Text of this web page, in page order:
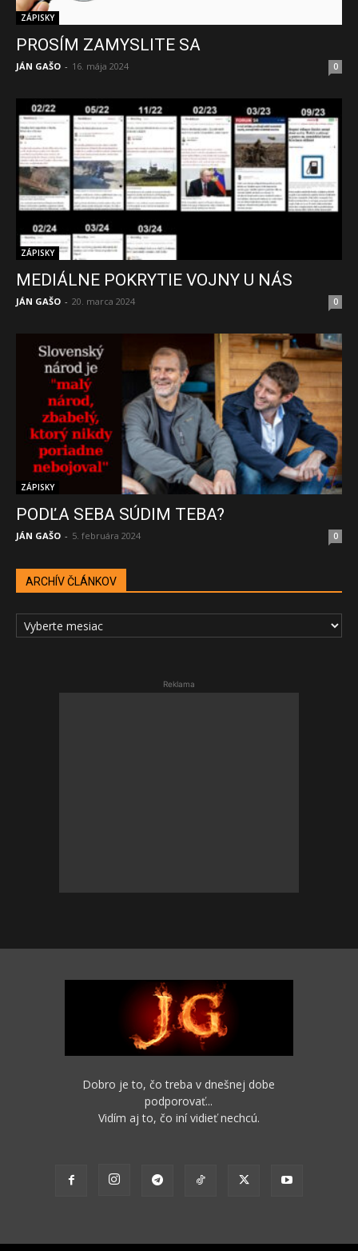
ZÁPISKY
PROSÍM ZAMYSLITE SA
JÁN GAŠO - 16. mája 2024 0
ZÁPISKY
MEDIÁLNE POKRYTIE VOJNY U NÁS
JÁN GAŠO - 20. marca 2024 0
ZÁPISKY
PODĽA SEBA SÚDIM TEBA?
JÁN GAŠO - 5. februára 2024 0
ARCHÍV ČLÁNKOV
ARCHÍV
ČLÁNKOV
Reklama
Dobro je to, čo treba v dnešnej dobe
podporovať...
Vidím aj to, čo iní vidieť nechcú.